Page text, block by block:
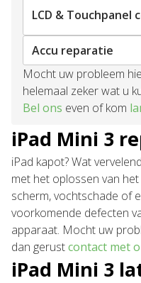
LCD & Touchpanel
Accu reparatie
Mocht uw probleem
helemaal zeker wat u
Bel ons even of kom
iPad Mini 3
iPad kapot? Wat
met het oplossen van
scherm, vochtschade of
voorkomende defecten
apparaat. Mocht uw
dan gerustcontact met
iPad Mini 3